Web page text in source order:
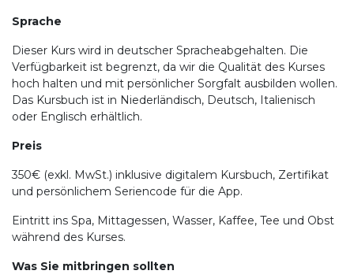
Sprache
Dieser Kurs wird in deutscher Spracheabgehalten. Die
Verfügbarkeit ist begrenzt, da wir die Qualität des Kurses
hoch halten und mit persönlicher Sorgfalt ausbilden wollen.
Das Kursbuch ist in Niederländisch, Deutsch, Italienisch
oder Englisch erhältlich.
Preis
350€ (exkl. MwSt.) inklusive digitalem Kursbuch, Zertifikat
und persönlichem Seriencode für die App.
Eintritt ins Spa, Mittagessen, Wasser, Kaffee, Tee und Obst
während des Kurses.
Was Sie mitbringen sollten